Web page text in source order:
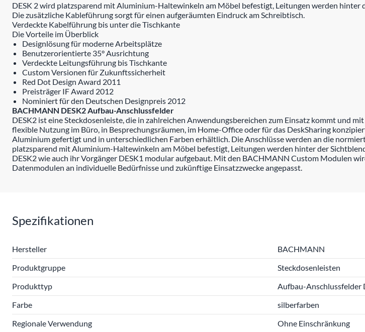
DESK 2 wird platzsparend mit Aluminium-Haltewinkeln am Möbel befestigt, Leitungen werden hinter
Die zusätzliche Kableführung sorgt für einen aufgeräumten Eindruck am Schreibtisch.
Verdeckte Kabelführung bis unter die Tischkante
Die Vorteile im Überblick
Designlösung für moderne Arbeitsplätze
Benutzerorientierte 35° Ausrichtung
Verdeckte Leitungsführung bis Tischkante
Custom Versionen für Zukunftssicherheit
Red Dot Design Award 2011
Preisträger IF Award 2012
Nominiert für den Deutschen Designpreis 2012
BACHMANN DESK2 Aufbau-Anschlussfelder
DESK2 ist eine Steckdosenleiste, die in zahlreichen Anwendungsbereichen zum Einsatz kommt und
flexible Nutzung im Büro, in Besprechungsräumen, im Home-Office oder für das DeskSharing
Aluminium gefertigt und in unterschiedlichen Farben erhältlich. Die Anschlüsse werden an die
platzsparend mit Aluminium-Haltewinkeln am Möbel befestigt, Leitungen werden hinter der
DESK2 wie auch ihr Vorgänger DESK1 modular aufgebaut. Mit den BACHMANN Custom Modulen
Datenmodulen an individuelle Bedürfnisse und zukünftige Einsatzzwecke angepasst.
Spezifikationen
Hersteller
BACHMANN
Produktgruppe
Steckdosenleisten
Produkttyp
Aufbau-Anschlussfelder
Farbe
silberfarben
Regionale Verwendung
Ohne Einschränkung